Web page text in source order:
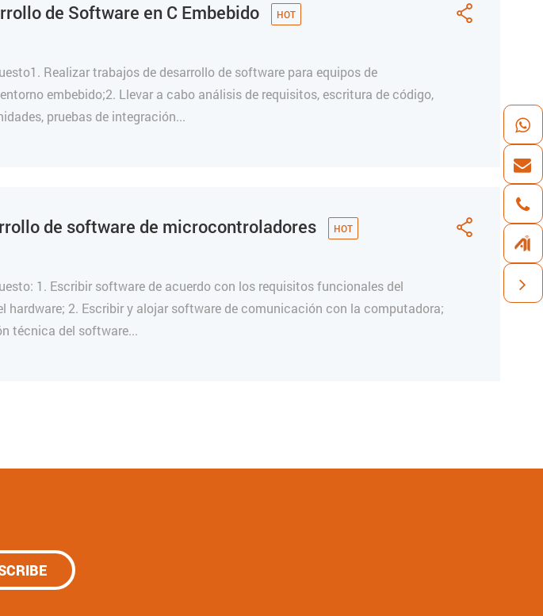
de Software en C Embebido
Realizar trabajos de desarrollo de software para equipos de
embebido;2. Llevar a cabo análisis de requisitos, escritura de código,
pruebas de integración...

de software de microcontroladores
1. Escribir software de acuerdo con los requisitos funcionales del
hardware; 2. Escribir y alojar software de comunicación con la computadora;
técnica del software...
